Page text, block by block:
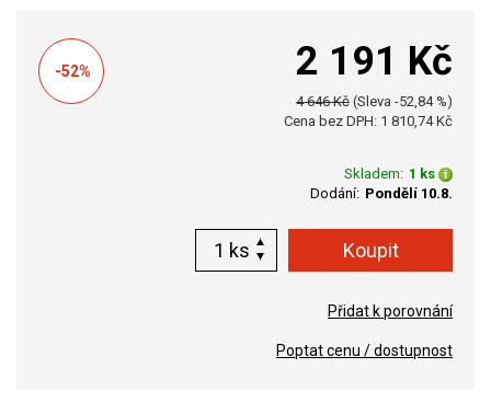
-52% 2 191 Kč
4 646 Kč (Sleva -52,84 %)
Cena bez DPH: 1 810,74 Kč
Skladem: 1 ks
Dodání: Pondělí 10.8.
ks
Přidat k porovnání
Poptat cenu / dostupnost